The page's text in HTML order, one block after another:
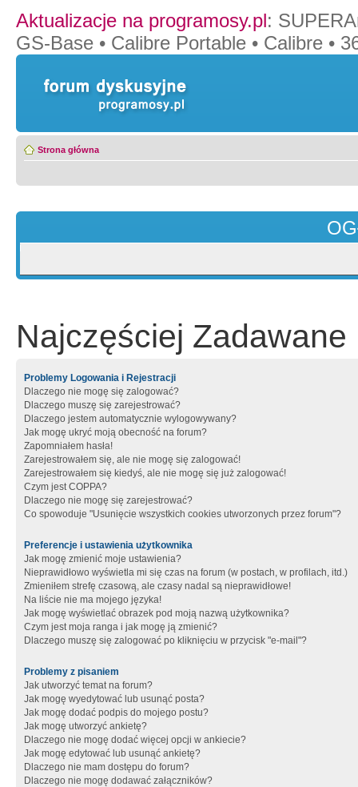
Aktualizacje na programosy.pl:
GS-Base • Calibre Portable • Calibre •
Strona główna
Najczęściej Zadawane
Problemy Logowania i Rejestracji
Dlaczego nie mogę się zalogować?
Dlaczego muszę się zarejestrować?
Dlaczego jestem automatycznie wylogowywany?
Jak mogę ukryć moją obecność na forum?
Zapomniałem hasła!
Zarejestrowałem się, ale nie mogę się zalogować!
Zarejestrowałem się kiedyś, ale nie mogę się już zalogować!
Czym jest COPPA?
Dlaczego nie mogę się zarejestrować?
Co spowoduje "Usunięcie wszystkich cookies utworzonych przez forum"?
Preferencje i ustawienia użytkownika
Jak mogę zmienić moje ustawienia?
Nieprawidłowo wyświetla mi się czas na forum (w postach, w profilach, itd.)
Zmieniłem strefę czasową, ale czasy nadal są nieprawidłowe!
Na liście nie ma mojego języka!
Jak mogę wyświetlać obrazek pod moją nazwą użytkownika?
Czym jest moja ranga i jak mogę ją zmienić?
Dlaczego muszę się zalogować po kliknięciu w przycisk "e-mail"?
Problemy z pisaniem
Jak utworzyć temat na forum?
Jak mogę wyedytować lub usunąć posta?
Jak mogę dodać podpis do mojego postu?
Jak mogę utworzyć ankietę?
Dlaczego nie mogę dodać więcej opcji w ankiecie?
Jak mogę edytować lub usunąć ankietę?
Dlaczego nie mam dostępu do forum?
Dlaczego nie mogę dodawać załączników?